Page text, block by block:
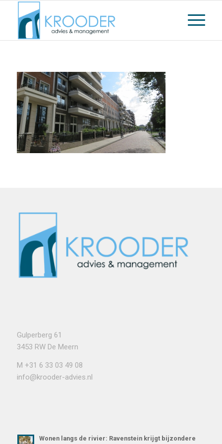
Gulperberg 61
3453 RW De Meern
M +31 6 33 03 49 08
info@krooder-advies.nl
Wonen langs de rivier: Ravenstein krijgt bijzondere